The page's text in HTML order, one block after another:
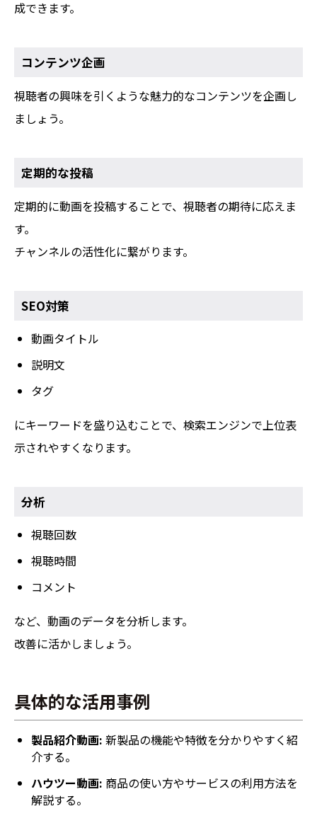
成できます。
コンテンツ企画
視聴者の興味を引くような魅力的なコンテンツを企画し
ましょう。
定期的な投稿
定期的に動画を投稿することで、視聴者の期待に応えま
す。
チャンネルの活性化に繋がります。
SEO対策
動画タイトル
説明文
タグ
にキーワードを盛り込むことで、検索エンジンで上位表
示されやすくなります。
分析
視聴回数
視聴時間
コメント
など、動画のデータを分析します。
改善に活かしましょう。
具体的な活用事例
製品紹介動画: 新製品の機能や特徴を分かりやすく紹
介する。
ハウツー動画: 商品の使い方やサービスの利用方法を
解説する。